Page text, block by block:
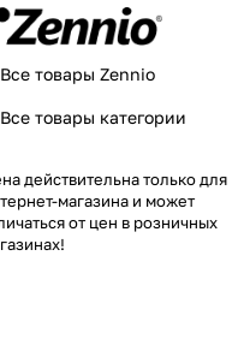
Все товары Zennio
Все товары категории
действительна только для
магазина и может
от цен в розничных